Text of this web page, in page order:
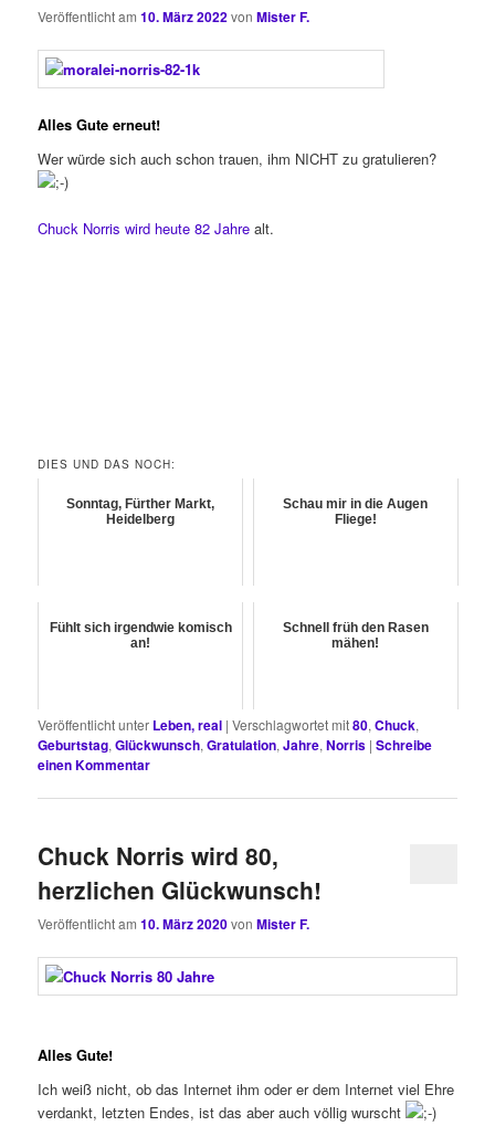
Veröffentlicht am10. März 2022vonMister F.
Alles Gute erneut!
Wer würde sich auch schon trauen, ihm NICHT zu gratulieren?
Chuck Norris wird heute 82 Jahre alt.
DIES UND DAS NOCH:
Sonntag, Fürther Markt,
Heidelberg
Schau mir in die Augen
Fliege!
Fühlt sich irgendwie komisch
an!
Schnell früh den Rasen
mähen!
Veröffentlicht unter Leben, real |Verschlagwortet mit80,Chuck,
Geburtstag,Glückwunsch,Gratulation,Jahre,Norris |Schreibe
einen Kommentar
Chuck Norris wird 80,
herzlichen Glückwunsch!
Veröffentlicht am10. März 2020vonMister F.
Alles Gute!
Ich weiß nicht, ob das Internet ihm oder er dem Internet viel Ehre
verdankt, letzten Endes, ist das aber auch völlig wurscht